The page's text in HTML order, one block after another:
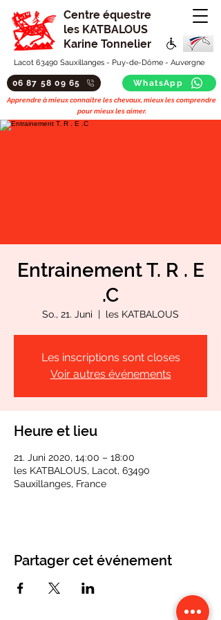
Centre équestre
les KATBALOUS
Karine Tonnelier
Lacot 63490 Sauxillanges - Puy-de-Dôme - Auvergne
06 87 58 09 65 WhatsApp
Apprendre à mieux connaitre les chevaux, mieux les comprendre
pour mieux les aimer.
Entrainement T. R . E
.C
So., 21. Juni
  |
les KATBALOUS
Les inscriptions sont closes
Voir autres événements
Heure et lieu
21. Juni 2020, 14:00 – 18:00
les KATBALOUS, Lacot, 63490
Sauxillanges, France
Partager cet événement